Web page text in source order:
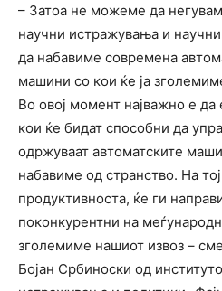
– Затоа не можеме да
научни истражувања и
да набавиме современа
машини со кои ќе ја
Во овој момент најважно е
кои ќе бидат способни да
одржуваат автоматските
набавиме од странство. На
продуктивноста, ќе ги
поконкурентни на
зголемиме нашиот извоз –
Бојан Србиноски од